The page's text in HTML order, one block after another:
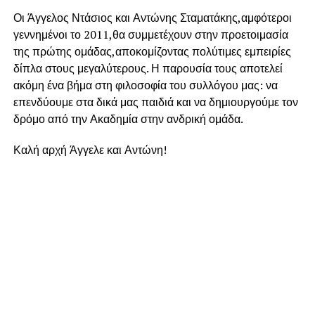
Οι Άγγελος Ντάσιος και Αντώνης Σταματάκης,αμφότεροι
γεννημένοι το 2011,θα συμμετέχουν στην προετοιμασία
της πρώτης ομάδας,αποκομίζοντας πολύτιμες εμπειρίες
δίπλα στους μεγαλύτερους. Η παρουσία τους αποτελεί
ακόμη ένα βήμα στη φιλοσοφία του συλλόγου μας: να
επενδύουμε στα δικά μας παιδιά και να δημιουργούμε τον
δρόμο από την Ακαδημία στην ανδρική ομάδα.
Καλή αρχή Άγγελε και Αντώνη!